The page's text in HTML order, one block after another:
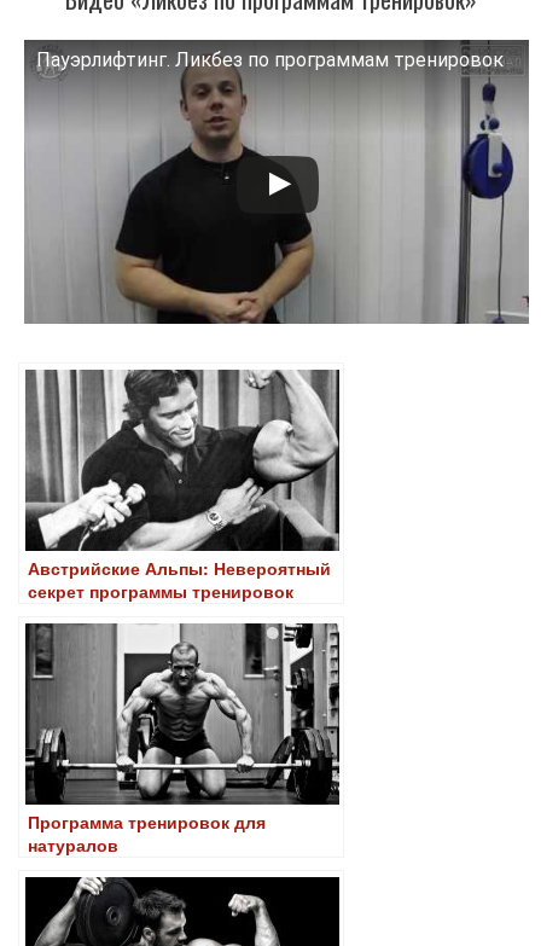
Пауэрлифтинг. Ликбез по программам тренировок
Смотрите это видео на YouTube
Австрийские Альпы: Невероятный
секрет программы тренировок
Программа тренировок для
натуралов